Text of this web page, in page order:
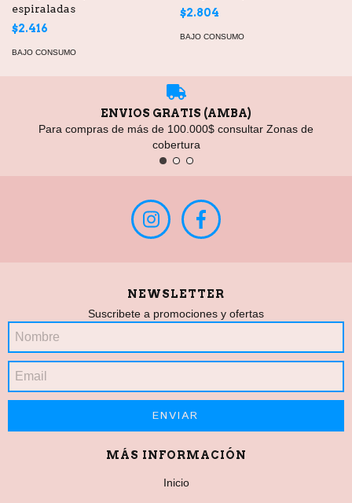
espiraladas
$2.416
BAJO CONSUMO
$2.804
BAJO CONSUMO
ENVIOS GRATIS (AMBA)
Para compras de más de 100.000$ consultar Zonas de
cobertura
NEWSLETTER
Suscribete a promociones y ofertas
MÁS INFORMACIÓN
Inicio